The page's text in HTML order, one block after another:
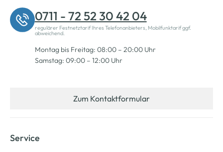
0711 - 72 52 30 42 04
regulärer Festnetztarif Ihres Telefonanbieters, Mobilfunktarif ggf.
abweichend.
Montag bis Freitag: 08:00 – 20:00 Uhr
Samstag: 09:00 – 12:00 Uhr
Zum Kontaktformular
Service